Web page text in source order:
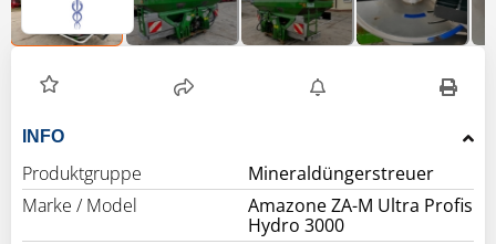
INFO
Produktgruppe
Mineraldüngerstreuer
Marke / Model
Amazone ZA-M Ultra Profis
Hydro 3000